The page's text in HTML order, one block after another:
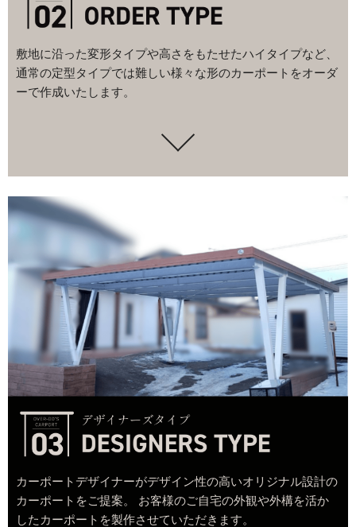
敷地に沿った変形タイプや高さをもたせたハイタイプなど、
通常の定型タイプでは難しい様々な形のカーポートをオーダ
ーで作成いたします。
カーポートデザイナーがデザイン性の高いオリジナル設計の
カーポートをご提案。 お客様のご自宅の外観や外構を活か
したカーポートを製作させていただきます。